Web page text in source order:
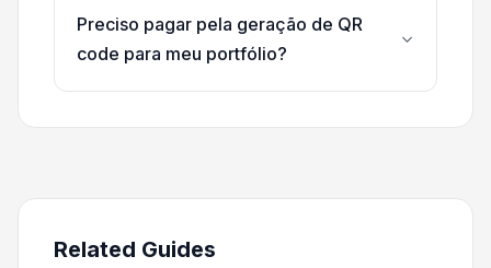
Preciso pagar pela geração de QR
code para meu portfólio?
Related Guides